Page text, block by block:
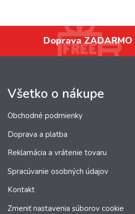
Doprava ZADARMO
Všetko o nákupe
Obchodné podmienky
Doprava a platba
Reklamácia a vrátenie tovaru
Spracúvanie osobných údajov
Kontakt
Zmeniť nastavenia súborov cookie